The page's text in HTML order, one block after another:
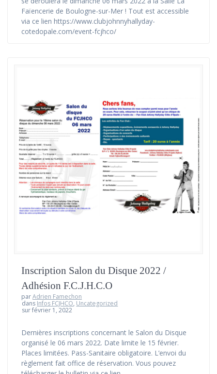
Faïencerie de Boulogne-sur-Mer ! Tout est accessible
via ce lien https://www.clubjohnnyhallyday-
cotedopale.com/event-fcjhco/
Inscription Salon du Disque 2022 /
Adhésion F.C.J.H.C.O
parAdrien Famechon
dans Infos FCJHCO, Uncategorized
sur février 1, 2022
Dernières inscriptions concernant le Salon du Disque
organisé le 06 mars 2022. Date limite le 15 février.
Places limitées. Pass-Sanitaire obligatoire. L’envoi du
règlement fait office de réservation. Vous pouvez